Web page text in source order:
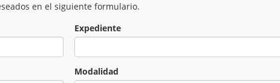
en el siguiente formulario.
Expediente
Modalidad